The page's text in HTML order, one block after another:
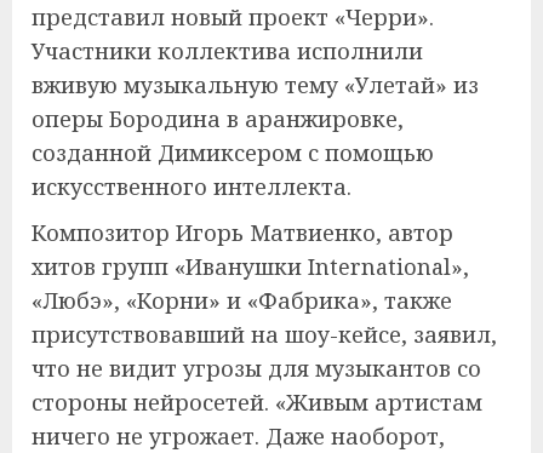
представил новый проект «Черри».
Участники коллектива исполнили
вживую музыкальную тему «Улетай» из
оперы Бородина в аранжировке,
созданной Димиксером с помощью
искусственного интеллекта.
Композитор Игорь Матвиенко, автор
хитов групп «Иванушки International»,
«Любэ», «Корни» и «Фабрика», также
присутствовавший на шоу-кейсе, заявил,
что не видит угрозы для музыкантов со
стороны нейросетей. «Живым артистам
ничего не угрожает. Даже наоборот,